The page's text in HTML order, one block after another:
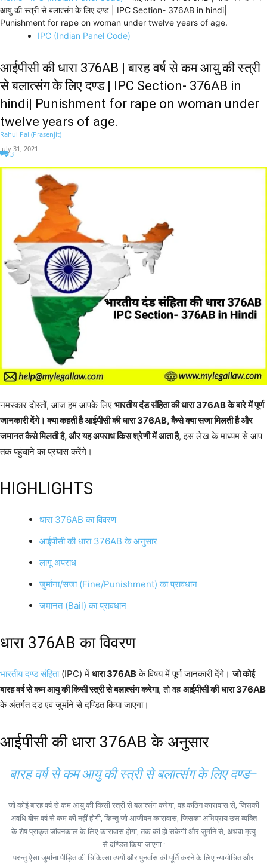
आयु की स्त्री से बलात्संग के लिए दण्ड | IPC Section- 376AB in hindi|
Punishment for rape on woman under twelve years of age.
IPC (Indian Panel Code)
आईपीसी की धारा 376AB | बारह वर्ष से कम आयु की स्त्री
से बलात्संग के लिए दण्ड | IPC Section- 376AB in
hindi| Punishment for rape on woman under
twelve years of age.
Rahul Pal (Prasenjit)
-
July 31, 2021
3
नमस्कार दोस्तों, आज हम आपके लिए भारतीय दंड संहिता की धारा 376AB के बारे में पूर्ण
जानकारी देंगे। क्या कहती है आईपीसी की धारा 376AB, कैसे क्या सजा मिलती है और
जमानत कैसे मिलती है, और यह अपराध किस श्रेणी में आता है, इस लेख के माध्यम से आप
तक पहुंचाने का प्रयास करेंगे।
HIGHLIGHTS
धारा 376AB का विवरण
आईपीसी की धारा 376AB के अनुसार
लागू अपराध
जुर्माना/सजा (Fine/Punishment) का प्रावधान
जमानत (Bail) का प्रावधान
धारा 376AB का विवरण
भारतीय दण्ड संहिता(IPC) में धारा 376ABके विषय में पूर्ण जानकारी देंगे।जो कोई
बारह वर्ष से कम आयु की किसी स्त्री से बलात्संग करेगा, तो वहआईपीसी की धारा 376AB
के अंतर्गत दंड एवं जुर्माने से दण्डित किया जाएगा।
आईपीसी की धारा 376AB के अनुसार
बारह वर्ष से कम आयु की स्त्री से बलात्संग के लिए दण्ड–
जो कोई बारह वर्ष से कम आयु की किसी स्त्री से बलात्संग करेगा, वह कठिन कारावास से, जिसकी
अवधि बीस वर्ष से कम की नहीं होगी, किन्तु जो आजीवन कारावास, जिसका अभिप्राय उस व्यक्ति
के शेष प्राकृत जीवनकाल के लिए कारावास होगा, तक की हो सकेगी और जुर्माने से, अथवा मृत्यु
से दण्डित किया जाएगा :
परन्तु ऐसा जुर्माना पीड़ित की चिकित्सा व्ययों और पुनर्वास की पूर्ति करने के लिए न्यायोचित और